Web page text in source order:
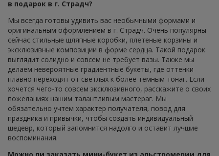
в подарок в г. Страдч?
Мы всегда готовы удивить вас необычными формами и
оригинальным оформлением в г. Страдч. Очень популярны
сейчас стильные шляпные коробки, плетеные корзины и
эксклюзивные композиции в форме сердца. Такой подарок
выглядит солидно и совсем не требует вазы. Также мы
делаем невероятные градиентные букеты, где оттенки
плавно переходят от светлых к более темным тонаг. Если
хочется чего-то совсем эксклюзивного, расскажите о своих
пожеланиях нашим талантливым мастераг. Мы
обязательно учтем характер получателя, повод для
праздника и привычки, чтобы создать индивидуальный
шедевр, который запомнится надолго и оставит лучшие
воспоминания.